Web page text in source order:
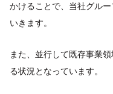
かけることで、当社グル
いきます。
また、並行して既存事業
る状況となっています。